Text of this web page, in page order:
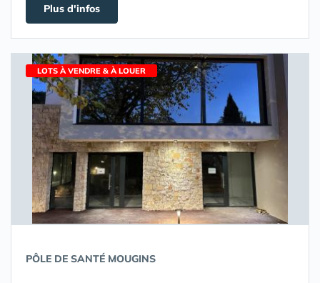
Plus d'infos
LOTS À VENDRE & À LOUER
PÔLE DE SANTÉ MOUGINS